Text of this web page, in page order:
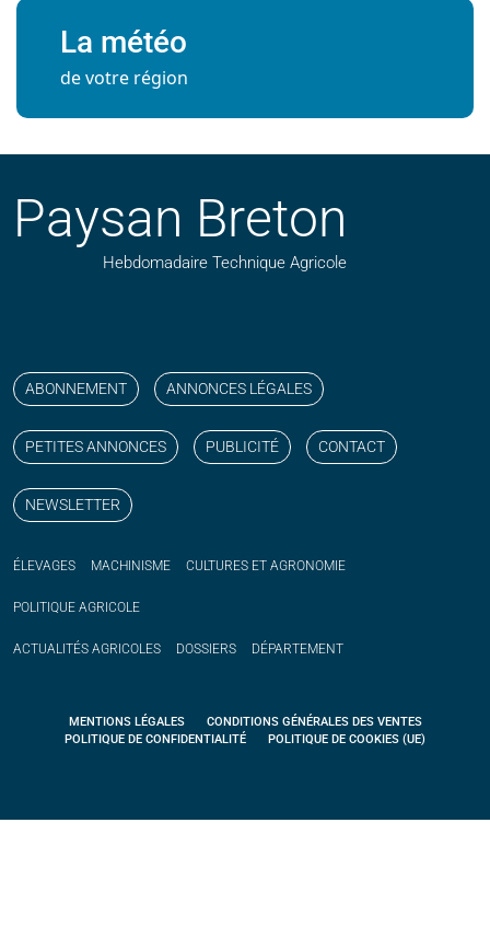
La météo
de votre région
Paysan Breton
Hebdomadaire Technique Agricole
ABONNEMENT ANNONCES LÉGALES
PETITES ANNONCES PUBLICITÉ CONTACT
NEWSLETTER
ÉLEVAGES MACHINISME CULTURES ET AGRONOMIE
POLITIQUE AGRICOLE
ACTUALITÉS AGRICOLES DOSSIERS DÉPARTEMENT
MENTIONS LÉGALES
CONDITIONS GÉNÉRALES DES VENTES
POLITIQUE DE CONFIDENTIALITÉ
POLITIQUE DE COOKIES (UE)